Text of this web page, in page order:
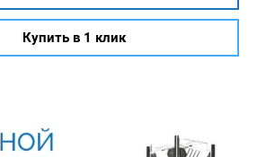
Купить в 1 клик